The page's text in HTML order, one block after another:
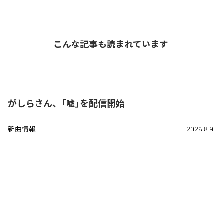
こんな記事も読まれています
がしらさん、「嘘」を配信開始
新曲情報 2026.8.9